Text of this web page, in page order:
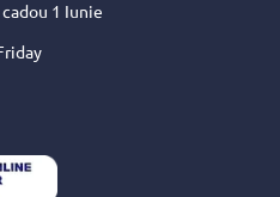
1 Iunie